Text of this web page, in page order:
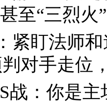
至“三烈火
紧盯法师
对手走位
战：你是